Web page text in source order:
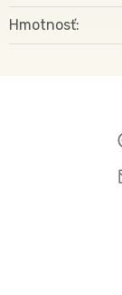
Hmotnosť